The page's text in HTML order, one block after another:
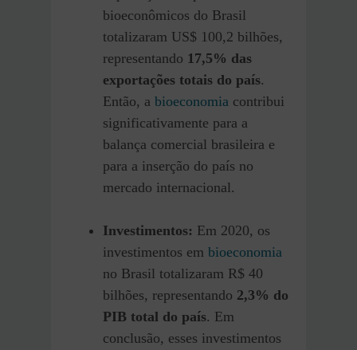
bioeconômicos do Brasil
totalizaram US$ 100,2 bilhões,
representando 17,5% das
exportações totais do país.
Então, a bioeconomia contribui
significativamente para a
balança comercial brasileira e
para a inserção do país no
mercado internacional.
Investimentos: Em 2020, os
investimentos em bioeconomia
no Brasil totalizaram R$ 40
bilhões, representando 2,3% do
PIB total do país. Em
conclusão, esses investimentos